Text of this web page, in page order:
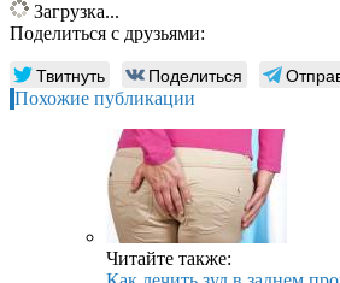
Загрузка...
Поделиться с друзьями:
Твитнуть Поделиться
Похожие публикации
Читайте также: